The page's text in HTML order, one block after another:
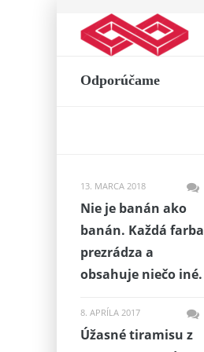
Odporúčame
13. MARCA 2018
Nie je banán ako
banán. Každá farba
prezrádza a
obsahuje niečo iné.
8. APRÍLA 2017
Úžasné tiramisu z